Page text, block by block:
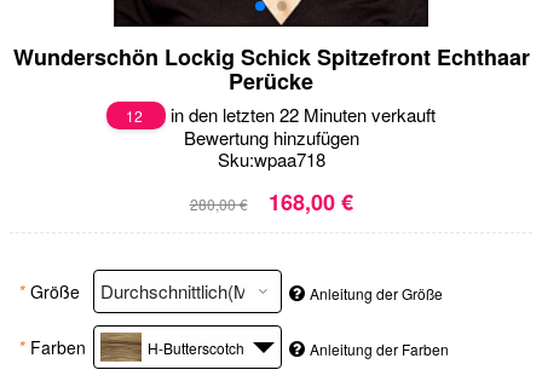
Wunderschön Lockig Schick Spitzefront Echthaar
Perücke
12
in den letzten 22 Minuten verkauft
Bewertung hinzufügen
Sku:wpaa718
280,00 € 168,00 €
* Größe Anleitung der Größe
* Farben H-Butterscotch Anleitung der Farben